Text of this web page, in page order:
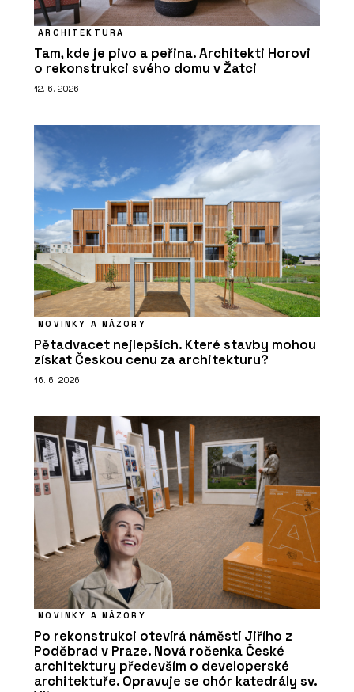
ARCHITEKTURA
Tam, kde je pivo a peřina. Architekti Horovi
o rekonstrukci svého domu v Žatci
12. 6. 2026
NOVINKY A NÁZORY
Pětadvacet nejlepších. Které stavby mohou
získat Českou cenu za architekturu?
16. 6. 2026
NOVINKY A NÁZORY
Po rekonstrukci otevírá náměstí Jiřího z
Poděbrad v Praze. Nová ročenka České
architektury především o developerské
architektuře. Opravuje se chór katedrály sv.